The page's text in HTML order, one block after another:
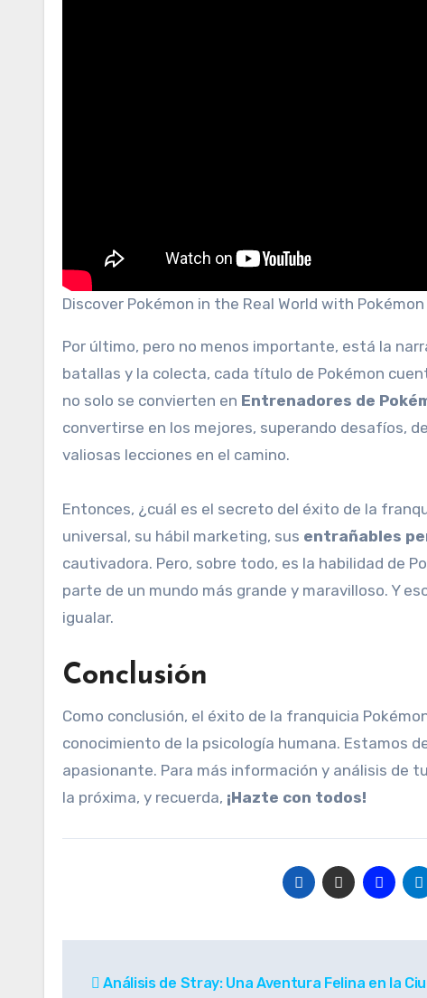
Discover Pokémon in the Real World with Pokémon
Por último, pero no menos importante, está la
batallas y la colecta, cada título de Pokémon
no solo se convierten en Entrenadores de
convertirse en los mejores, superando desafíos,
valiosas lecciones en el camino.
Entonces, ¿cuál es el secreto del éxito de la
universal, su hábil marketing, sus entrañables
cautivadora. Pero, sobre todo, es la habilidad de
parte de un mundo más grande y maravilloso. Y
igualar.
Conclusión
Como conclusión, el éxito de la franquicia
conocimiento de la psicología humana. Estamos
apasionante. Para más información y análisis de
la próxima, y recuerda, ¡Hazte con todos!
Análisis de Stray: Una Aventura Felina en la